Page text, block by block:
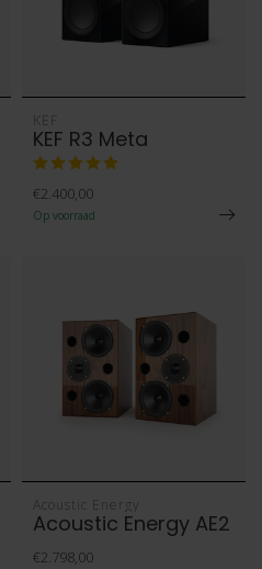
KEF
KEF R3 Meta
€2.400,00
Op voorraad
Acoustic Energy
Acoustic Energy AE2
€2.798,00